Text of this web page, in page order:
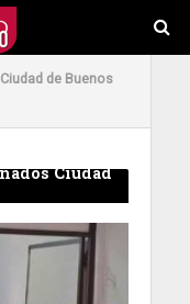
de Buenos
Ciudad